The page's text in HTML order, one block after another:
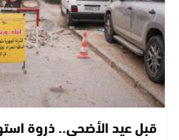
قبل عيد الأضحى.. ذروة